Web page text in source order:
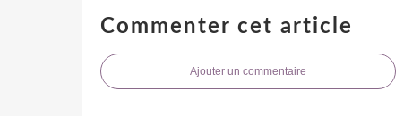
Commenter cet article
Ajouter un commentaire